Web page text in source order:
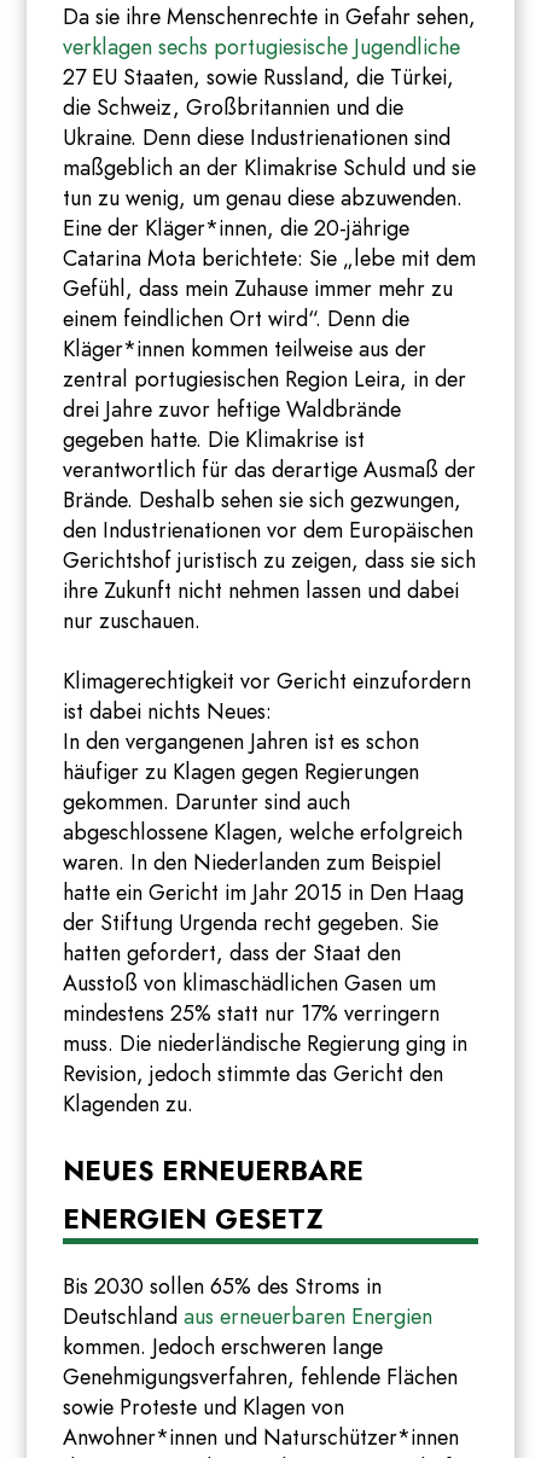
Da sie ihre Menschenrechte in Gefahr sehen,
verklagen sechs portugiesische Jugendliche
27 EU Staaten, sowie Russland, die Türkei,
die Schweiz, Großbritannien und die
Ukraine. Denn diese Industrienationen sind
maßgeblich an der Klimakrise Schuld und sie
tun zu wenig, um genau diese abzuwenden.
Eine der Kläger*innen, die 20-jährige
Catarina Mota berichtete: Sie „lebe mit dem
Gefühl, dass mein Zuhause immer mehr zu
einem feindlichen Ort wird“. Denn die
Kläger*innen kommen teilweise aus der
zentral portugiesischen Region Leira, in der
drei Jahre zuvor heftige Waldbrände
gegeben hatte. Die Klimakrise ist
verantwortlich für das derartige Ausmaß der
Brände. Deshalb sehen sie sich gezwungen,
den Industrienationen vor dem Europäischen
Gerichtshof juristisch zu zeigen, dass sie sich
ihre Zukunft nicht nehmen lassen und dabei
nur zuschauen.
Klimagerechtigkeit vor Gericht einzufordern
ist dabei nichts Neues:
In den vergangenen Jahren ist es schon
häufiger zu Klagen gegen Regierungen
gekommen. Darunter sind auch
abgeschlossene Klagen, welche erfolgreich
waren. In den Niederlanden zum Beispiel
hatte ein Gericht im Jahr 2015 in Den Haag
der Stiftung Urgenda recht gegeben. Sie
hatten gefordert, dass der Staat den
Ausstoß von klimaschädlichen Gasen um
mindestens 25% statt nur 17% verringern
muss. Die niederländische Regierung ging in
Revision, jedoch stimmte das Gericht den
Klagenden zu.
NEUES ERNEUERBARE
ENERGIEN GESETZ
Bis 2030 sollen 65% des Stroms in
Deutschlandaus erneuerbaren Energien
kommen. Jedoch erschweren lange
Genehmigungsverfahren, fehlende Flächen
sowie Proteste und Klagen von
Anwohner*innen und Naturschützer*innen